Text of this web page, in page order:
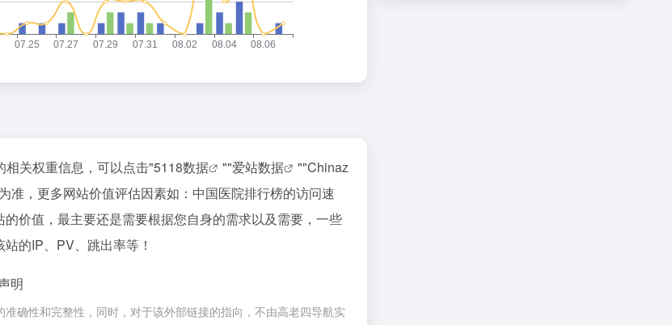
关权重信息，可以点击"5118数据 ""爱站数据 ""Chinaz
，更多网站价值评估因素如：中国医院排行榜的访问速
价值，最主要还是需要根据您自身的需求以及需要，一些
的IP、PV、跳出率等！
明
确性和完整性，同时，对于该外部链接的指向，不由高老四导航实